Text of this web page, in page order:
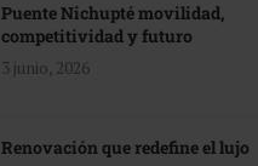
Puente Nichupté movilidad,
competitividad y futuro
3 junio, 2026
Renovación que redefine el lujo